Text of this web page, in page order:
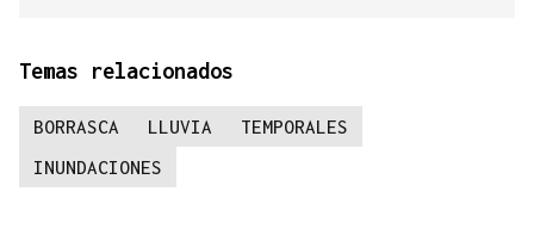
Temas relacionados
BORRASCA LLUVIA
TEMPORALES
INUNDACIONES